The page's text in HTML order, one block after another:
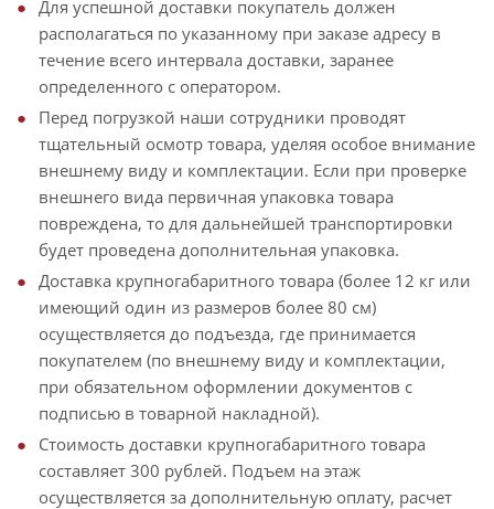
Для успешной доставки покупатель должен
располагаться по указанному при заказе адресу в
течение всего интервала доставки, заранее
определенного с оператором.
Перед погрузкой наши сотрудники проводят
тщательный осмотр товара, уделяя особое внимание
внешнему виду и комплектации. Если при проверке
внешнего вида первичная упаковка товара
повреждена, то для дальнейшей транспортировки
будет проведена дополнительная упаковка.
Доставка крупногабаритного товара (более 12 кг или
имеющий один из размеров более 80 см)
осуществляется до подъезда, где принимается
покупателем (по внешнему виду и комплектации,
при обязательном оформлении документов с
подписью в товарной накладной).
Стоимость доставки крупногабаритного товара
составляет 300 рублей. Подъем на этаж
осуществляется за дополнительную оплату, расчет